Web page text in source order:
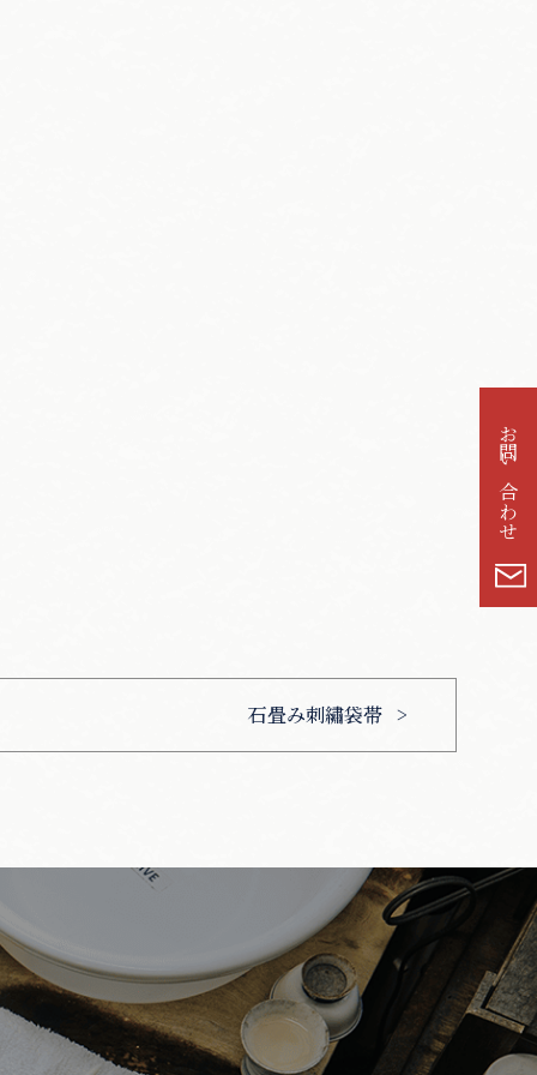
お問い合わせ
石畳み刺繡袋帯